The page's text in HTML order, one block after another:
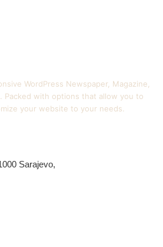
WordPress Newspaper, Magazine,
Packed with options that allow you to
your website to your needs.
Sarajevo,